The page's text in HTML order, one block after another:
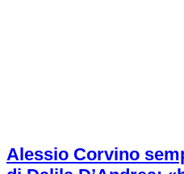
Alessio Corvino